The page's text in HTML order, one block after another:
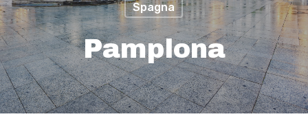
Spagna
Pamplona